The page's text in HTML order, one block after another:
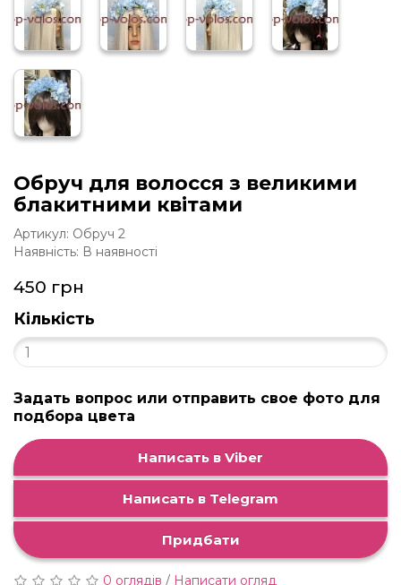
Обруч для волосся з великими
блакитними квітами
Артикул: Обруч 2
Наявність: В наявності
450 грн
Кількість
Задать вопрос или отправить свое фото для
подбора цвета
Написать в Viber
Написать в Telegram
Придбати
0 оглядів / Написати огляд